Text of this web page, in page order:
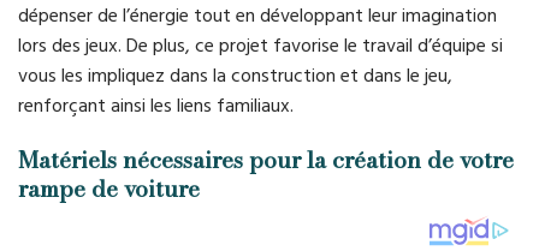
dépenser de l’énergie tout en développant leur imagination
lors des jeux. De plus, ce projet favorise le travail d’équipe si
vous les impliquez dans la construction et dans le jeu,
renforçant ainsi les liens familiaux.
Matériels nécessaires pour la création de votre
rampe de voiture